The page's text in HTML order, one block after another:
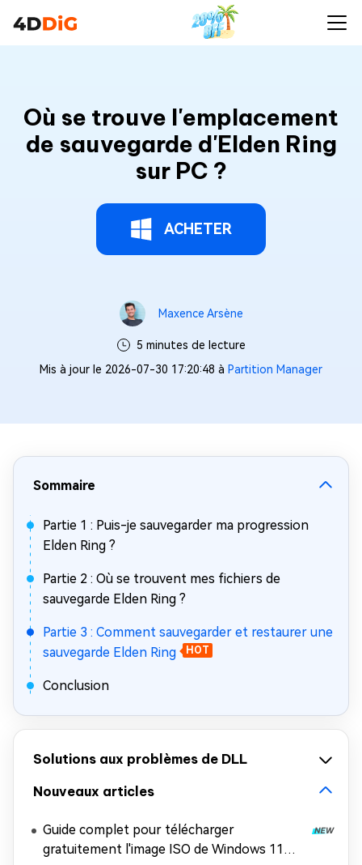
Où se trouve l'emplacement
de sauvegarde d'Elden Ring
sur PC ?
ACHETER
Maxence Arsène
5 minutes de lecture
Mis à jour le 2026-07-30 17:20:48 à Partition Manager
Sommaire
Partie 1 : Puis-je sauvegarder ma progression
Elden Ring ?
Partie 2 : Où se trouvent mes fichiers de
sauvegarde Elden Ring ?
Partie 3 : Comment sauvegarder et restaurer une
sauvegarde Elden Ring
HOT
Conclusion
Solutions aux problèmes de DLL
Nouveaux articles
Guide complet pour télécharger
gratuitement l'image ISO de Windows 11